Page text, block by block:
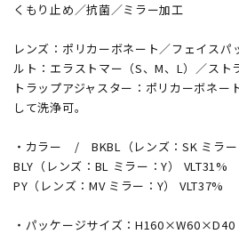
くもり止め／抗菌／ミラー加工
レンズ：ポリカーボネート／フェイスパ
ルト：エラストマー（S、M、L）／スト
トラップアジャスター：ポリカーボネ
して洗浄可。
・カラー / BKBL（レンズ：SK ミラー
BLY（レンズ：BL ミラー：Y） VLT31%
PY（レンズ：MV ミラー：Y） VLT37%
・パッケージサイズ：